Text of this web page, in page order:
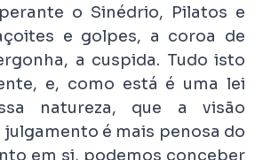
o Sinédrio, Pilatos e
e golpes, a coroa de
a cuspida. Tudo isto
e, como está é uma lei
natureza, que a visão
é mais penosa do
em si, podemos conceber